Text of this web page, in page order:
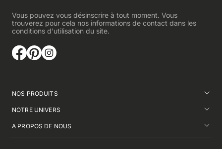
Vous pouvez vous désinscrire à tout moment. Vous
trouverez pour cela nos informations de contact dans les
conditions d'utilisation du site.
NOS PRODUITS
NOTRE UNIVERS
A PROPOS DE NOUS